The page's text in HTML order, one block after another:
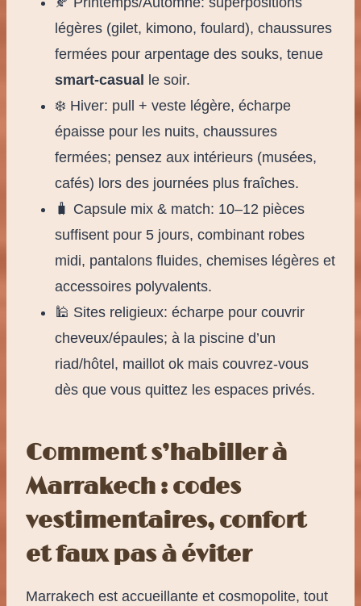
légères (gilet, kimono, foulard), chaussures
fermées pour arpentage des souks, tenue
smart-casual
le soir.
❄️ Hiver: pull + veste légère, écharpe
épaisse pour les nuits, chaussures
fermées; pensez aux intérieurs (musées,
cafés) lors des journées plus fraîches.
🧳 Capsule mix & match: 10–12 pièces
suffisent pour 5 jours, combinant robes
midi, pantalons fluides, chemises légères et
accessoires polyvalents.
🕌 Sites religieux: écharpe pour couvrir
cheveux/épaules; à la piscine d’un
riad/hôtel, maillot ok mais couvrez-vous
dès que vous quittez les espaces privés.
Comment s’habiller à
Marrakech : codes
vestimentaires, confort
et faux pas à éviter
Marrakech est accueillante et cosmopolite, tout